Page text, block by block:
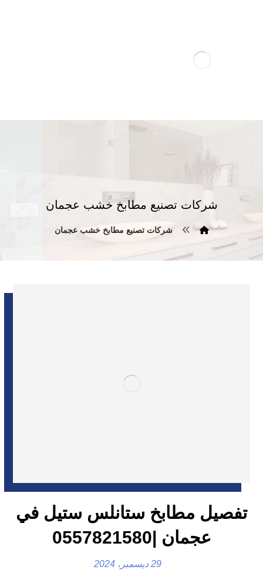
شركات تصنيع مطابخ خشب عجمان
شركات تصنيع مطابخ خشب عجمان
تفصيل مطابخ ستانلس ستيل في
عجمان |0557821580
29 ديسمبر، 2024